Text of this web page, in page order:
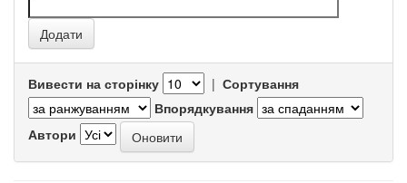
Вивести на сторінку | Сортування
Впорядкування
Автори